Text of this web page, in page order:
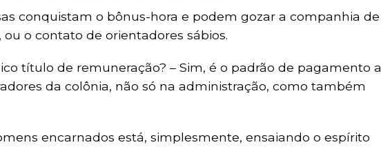
conquistam o bônus-hora e podem gozar a companhia de
ou o contato de orientadores sábios.
título de remuneração? – Sim, é o padrão de pagamento a
da colônia, não só na administração, como também
encarnados está, simplesmente, ensaiando o espírito